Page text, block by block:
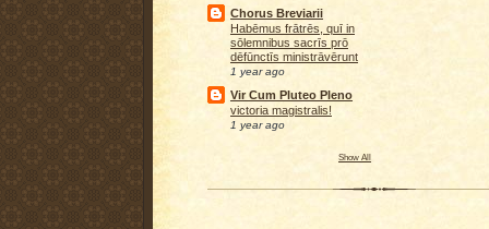
Chorus Breviarii
Habēmus frātrēs, quī in
sōlemnibus sacrīs prō
dēfūnctīs ministrāvērunt
1 year ago
Vir Cum Pluteo Pleno
victoria magistralis!
1 year ago
Show All